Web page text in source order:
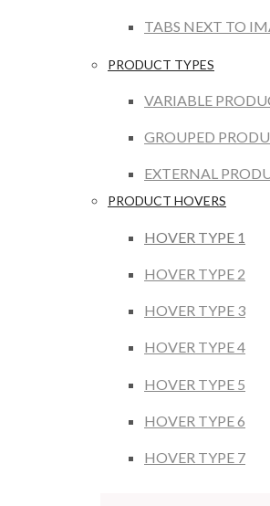
TABS NEXT TO
PRODUCT TYPES
VARIABLE
GROUPED
EXTERNAL
PRODUCT HOVERS
HOVER TYPE 1
HOVER TYPE 2
HOVER TYPE 3
HOVER TYPE 4
HOVER TYPE 5
HOVER TYPE 6
HOVER TYPE 7